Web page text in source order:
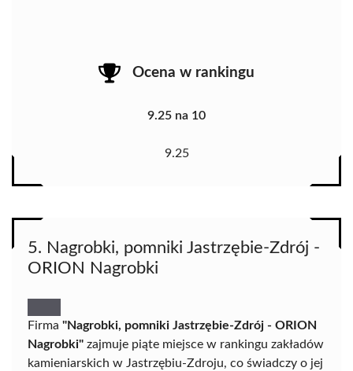
Ocena w rankingu
9.25 na 10
9.25
5. Nagrobki, pomniki Jastrzębie-Zdrój -
ORION Nagrobki
Firma "Nagrobki, pomniki Jastrzębie-Zdrój - ORION
Nagrobki" zajmuje piąte miejsce w rankingu zakładów
kamieniarskich w Jastrzębiu-Zdroju, co świadczy o jej